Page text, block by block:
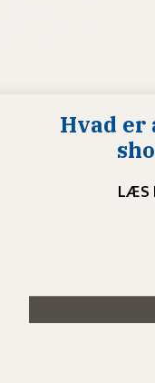
Hvad
LÆS